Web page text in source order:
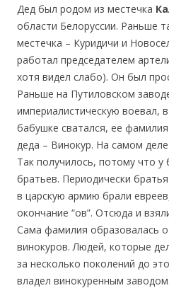
Дед был родом из местечка
области Белоруссии. Раньше
местечка – Куридичи и
работал председателем
хотя видел слабо). Он был
Раньше на Путиловском
империалистическую воевал,
бабушке сватался, ее
деда – Винокур. На самом
Так получилось, потому что
братьев. Периодически
в царскую армию брали
окончание “ов”. Отсюда и
Сама фамилия образовалась
винокуров. Людей, которые
за несколько поколений до
владел винокуренным